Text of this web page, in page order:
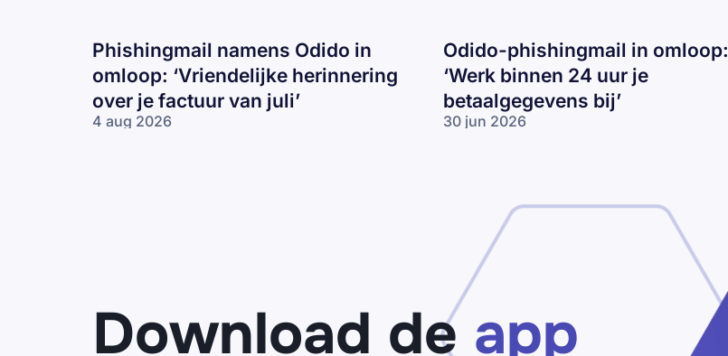
Phishingmail namens Odido in
omloop: ‘Vriendelijke herinnering
over je factuur van juli’
4 aug 2026
Odido-phishingmail in omloop:
‘Werk binnen 24 uur je
betaalgegevens bij’
30 jun 2026
betaalgegevens
Download de app